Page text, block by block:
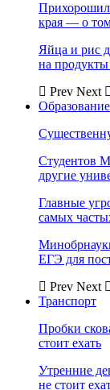
края — о
Яйца и рис
на
Prev Next
Образование
Студентов
другие
Главные
самых
ЕГЭ для
Prev Next
Транспорт
Пробки
стоит ехать
Утренние
не стоит